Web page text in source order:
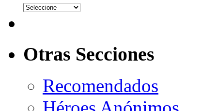
Otras Secciones
Recomendados